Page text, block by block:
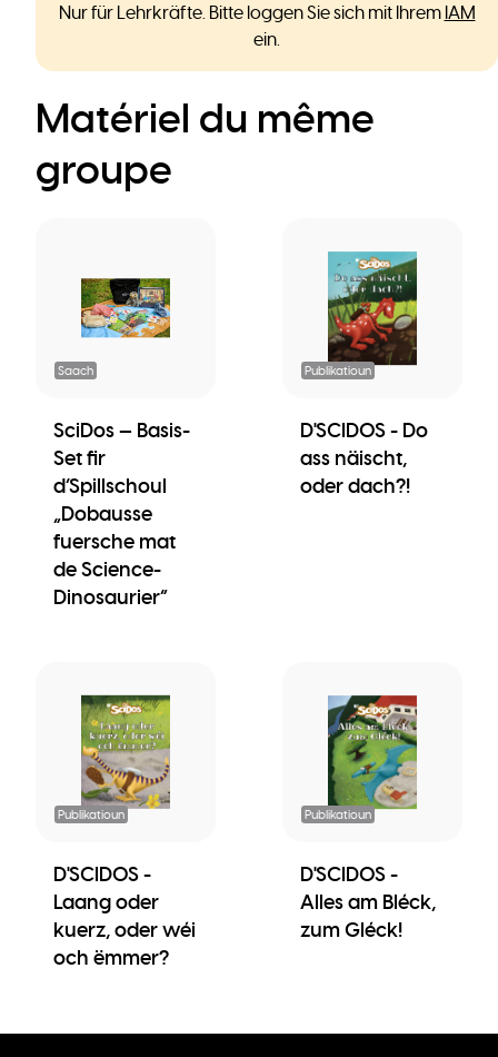
Nur für Lehrkräfte. Bitte loggen Sie sich mit Ihrem IAM
ein.
Matériel du même
groupe
Saach
SciDos — Basis-
Set fir
d’Spillschoul
„Dobausse
fuersche mat
de Science-
Dinosaurier“
Publikatioun
D'SCIDOS - Do
ass näischt,
oder dach?!
Publikatioun
D'SCIDOS -
Laang oder
kuerz, oder wéi
och ëmmer?
Publikatioun
D'SCIDOS -
Alles am Bléck,
zum Gléck!